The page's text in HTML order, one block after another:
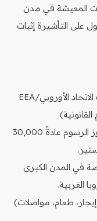
المعيشة في مدن
التأشيرة إثبات
تتراوح الرسوم الدراسية السنوية لطلاب الاتحاد الأوروبي/EEA
لغير طلاب الاتحاد الأوروبي/EEA، تتجاوز الرسوم عادةً 30,000
في المدن الكبرى
الغربية.
طعام، مواصلات)